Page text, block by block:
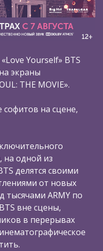
Yourself» BTS
экраны
THE MOVIE».
на сцене,
на одной из
делятся своими
от новых
тысячами ARMY по
вне сцены,
в перерывах